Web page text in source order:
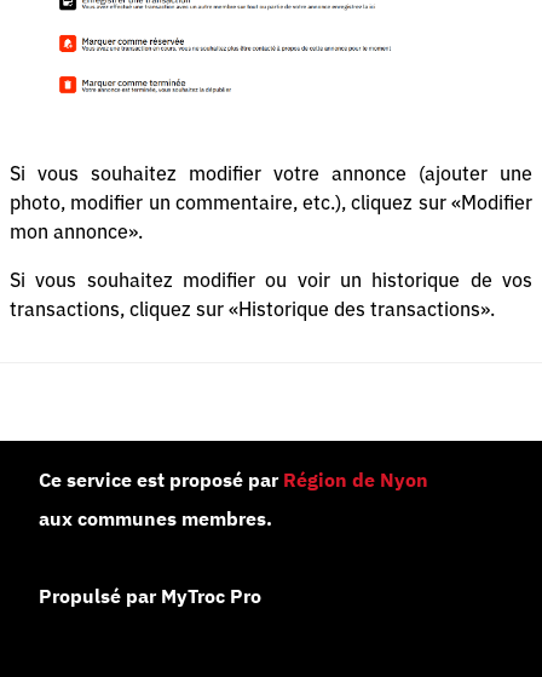
Si vous souhaitez modifier votre annonce (ajouter une
photo, modifier un commentaire, etc.), cliquez sur «Modifier
mon annonce».
Si vous souhaitez modifier ou voir un historique de vos
transactions, cliquez sur «Historique des transactions».
Ce service est proposé par Région de Nyon
aux communes membres.
Propulsé par MyTroc Pro